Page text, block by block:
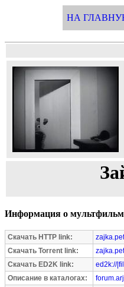
НА
Информация о
Скачать HTTP link:
Скачать Torrent link:
Скачать ED2K link:
ed2k://
Описание в каталогах: